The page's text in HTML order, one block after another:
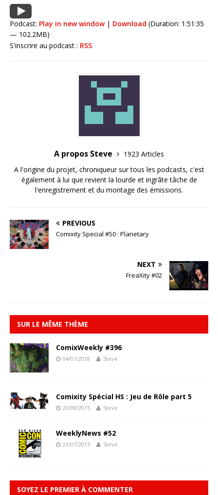
Podcast: Play in new window| Download (Duration: 1:51:35
— 102.2MB)
S'inscrire au podcast : RSS
A propos Steve
1923 Articles
A l'origine du projet, chroniqueur sur tous les podcasts, c'est
également à lui que revient la lourde et ingrâte tâche de
l'enregistrement et du montage des émissions.
PREVIOUS
Comixity Special #50 : Planetary
NEXT
FreaXity #02
SUR LE MÊME THÈME
ComixWeekly #396
04/07/2018 Steve
Comixity Spécial HS : Jeu de Rôle part 5
20/08/2015 Steve
WeeklyNews #52
23/07/2013 Steve
SOYEZ LE PREMIER À COMMENTER